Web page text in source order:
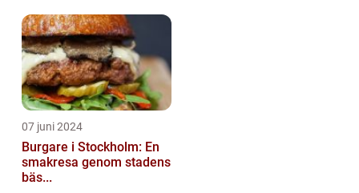
07 juni 2024
Burgare i Stockholm: En
smakresa genom stadens
bäs...